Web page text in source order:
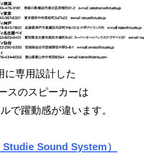
に専用設計した
スのスピーカーは
で躍動感が違います。
Studie Sound System）